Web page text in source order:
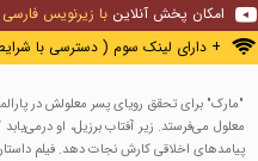
امکان پخش آنلاین با زیرنویس فارسی
+ دارای لینک سوم ( دسترسی با
"مارک" برای تحقق رویای پسر معلولش در
معلول می‌فرستد. زیر آفتاب برزیل، او
پیامدهای اخلاقی کارش نجات دهد. فیلم